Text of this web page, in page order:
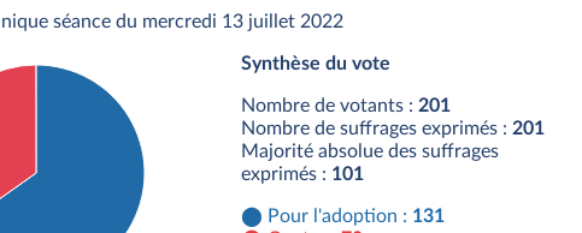
séance du mercredi 13 juillet 2022
Synthèse du vote
Nombre de votants : 201
Nombre de suffrages exprimés : 201
Majorité absolue des suffrages
exprimés : 101
Pour l'adoption : 131